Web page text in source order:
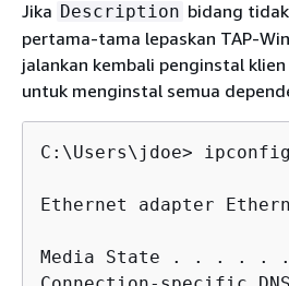
Jika Description bidang
pertama-tama lepaskan TAP-
jalankan kembali penginstal
untuk menginstal semua
C:\Users\jdoe>
Ethernet adapter
Media State . . . . .